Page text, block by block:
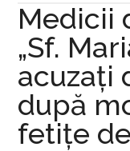
a
murit
în
autocarul
care
trebuia
să-
Medicii
„Sf.
acuzați
după
fetițe